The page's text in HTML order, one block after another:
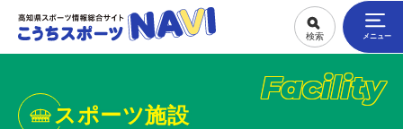
Facility
スポーツ施設